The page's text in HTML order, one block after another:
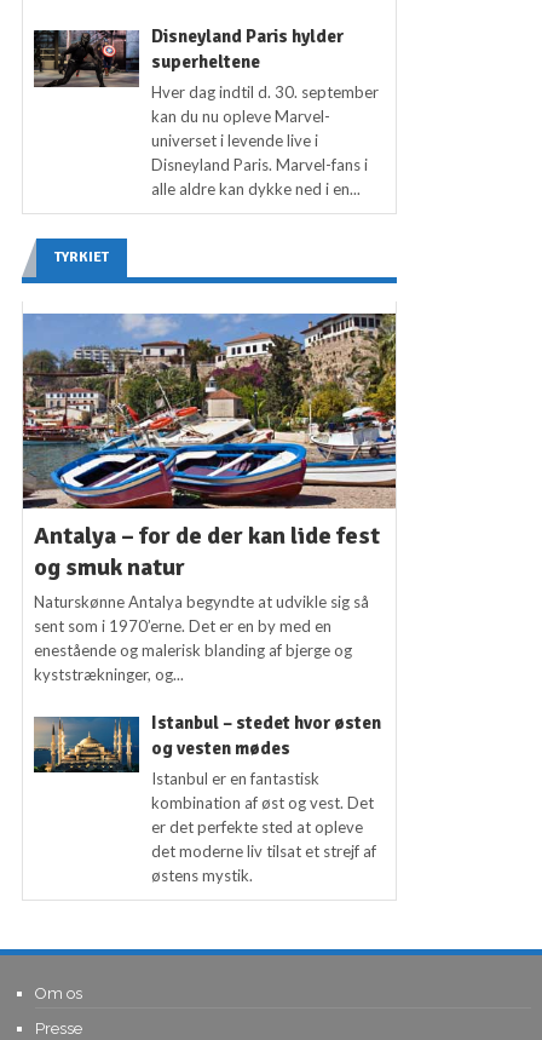
Disneyland Paris hylder
superheltene
Hver dag indtil d. 30. september
kan du nu opleve Marvel-
universet i levende live i
Disneyland Paris. Marvel-fans i
alle aldre kan dykke ned i en...
TYRKIET
Antalya – for de der kan lide fest
og smuk natur
Naturskønne Antalya begyndte at udvikle sig så
sent som i 1970’erne. Det er en by med en
enestående og malerisk blanding af bjerge og
kyststrækninger, og...
Istanbul – stedet hvor østen
og vesten mødes
Istanbul er en fantastisk
kombination af øst og vest. Det
er det perfekte sted at opleve
det moderne liv tilsat et strejf af
østens mystik.
Om os
Presse